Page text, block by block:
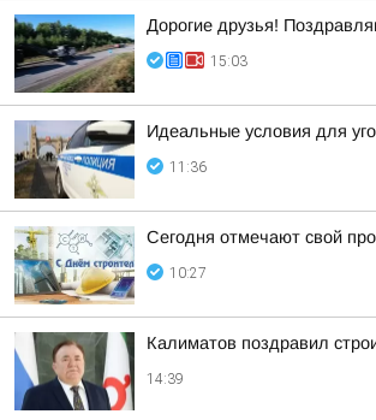
Дорогие друзья!
15:03
Идеальные условия для
11:36
Сегодня отмечают свой
10:27
Калиматов поздравил
14:39